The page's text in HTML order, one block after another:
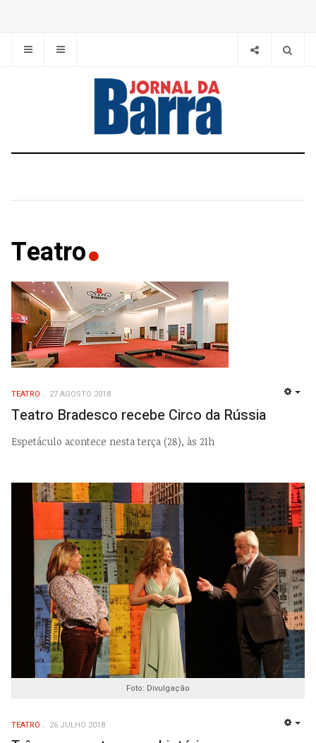
Teatro
TEATRO 27 AGOSTO 2018
Teatro Bradesco recebe Circo da Rússia
Espetáculo acontece nesta terça (28), às 21h
Foto: Divulgação
TEATRO 26 JULHO 2018